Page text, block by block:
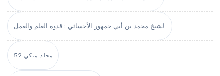
الشيخ محمد بن أبي جمهور الأحسائي : قدوة العلم والعمل
مجلد ميكي 52